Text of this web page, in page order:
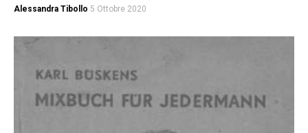
Alessandra Tibollo 5 Ottobre 2020